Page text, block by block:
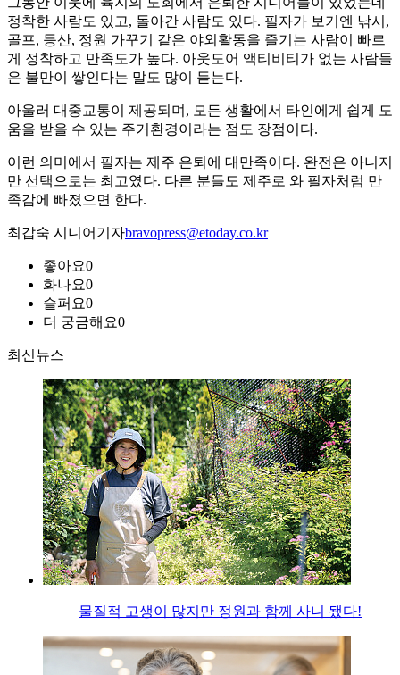
정착한 사람도 있고, 돌아간 사람도 있다. 필자가 보기엔 낚시,
골프, 등산, 정원 가꾸기 같은 야외활동을 즐기는 사람이 빠르
게 정착하고 만족도가 높다. 아웃도어 액티비티가 없는 사람들
은 불만이 쌓인다는 말도 많이 듣는다.
아울러 대중교통이 제공되며, 모든 생활에서 타인에게 쉽게 도
움을 받을 수 있는 주거환경이라는 점도 장점이다.
이런 의미에서 필자는 제주 은퇴에 대만족이다. 완전은 아니지
만 선택으로는 최고였다. 다른 분들도 제주로 와 필자처럼 만
족감에 빠졌으면 한다.
최갑숙 시니어기자bravopress@etoday.co.kr
좋아요0
화나요0
슬퍼요0
더 궁금해요0
최신뉴스
물질적 고생이 많지만 정원과 함께 사니 됐다!